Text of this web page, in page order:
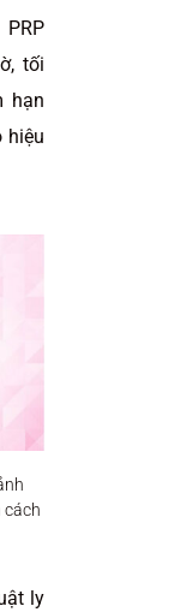
PRP
tối
hạn
hiệu
cách
ly